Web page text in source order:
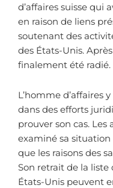
d’affaires suisse qui
en raison de liens
soutenant des
des États-Unis.
finalement été radié.
L’homme d’affaires
dans des efforts
prouver son cas.
examiné sa
que les raisons des
Son retrait de la liste
États-Unis peuvent